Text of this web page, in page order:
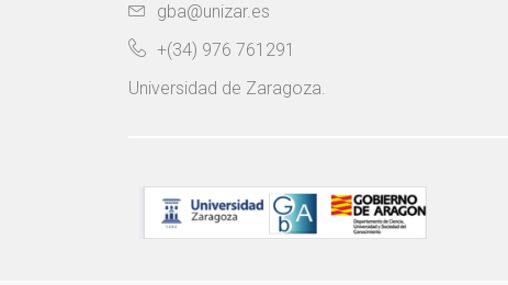
gba@unizar.es
+(34) 976 761291
Universidad de Zaragoza.